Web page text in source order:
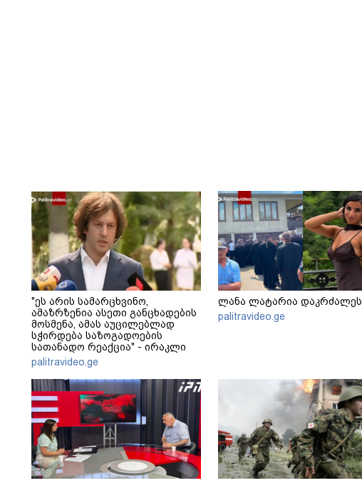
"ეს არის სამარცხვინო,
ამაზრზენია ასეთი განცხადების
მოსმენა, ამას აუცილებლად
სჭირდება საზოგადოების
სათანადო რეაქცია" - ირაკლი
კობახიძე
palitravideo.ge
ლანა ლატარია დაკრძალეს
palitravideo.ge